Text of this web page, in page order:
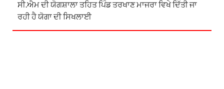
ਸੀ.ਐਮ ਦੀ ਯੋਗਸ਼ਾਲਾ ਤਹਿਤ ਪਿੰਡ ਤਰਖਾਣ ਮਾਜਰਾ ਵਿਖੇ ਦਿੱਤੀ ਜਾ
ਰਹੀ ਹੈ ਯੋਗਾ ਦੀ ਸਿਖਲਾਈ